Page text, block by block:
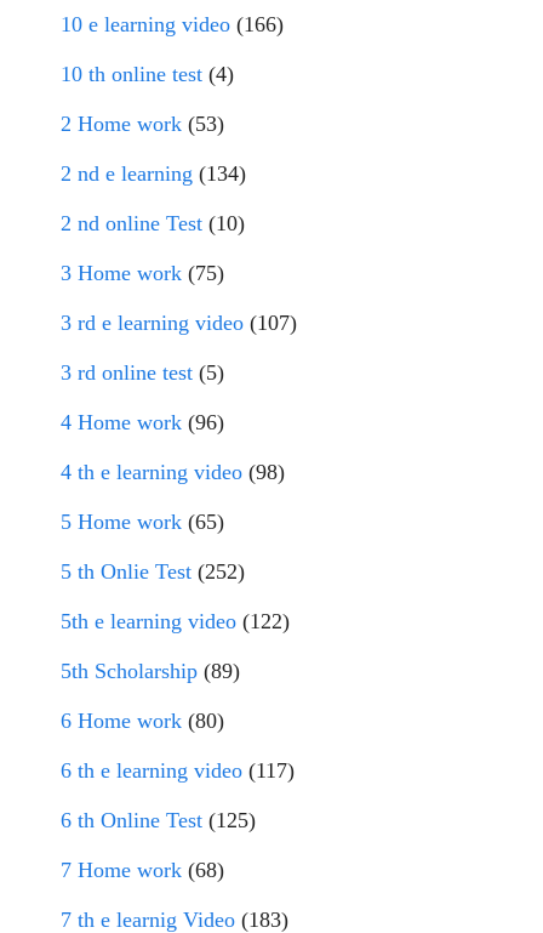
10 e learning video (166)
10 th online test (4)
2 Home work (53)
2 nd e learning (134)
2 nd online Test (10)
3 Home work (75)
3 rd e learning video (107)
3 rd online test (5)
4 Home work (96)
4 th e learning video (98)
5 Home work (65)
5 th Onlie Test (252)
5th e learning video (122)
5th Scholarship (89)
6 Home work (80)
6 th e learning video (117)
6 th Online Test (125)
7 Home work (68)
7 th e learnig Video (183)